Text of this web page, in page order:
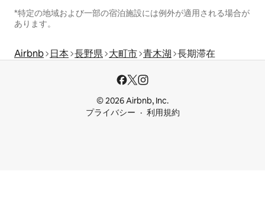
*特定の地域および一部の宿泊施設には例外が適用される場合が
あります。
Airbnb 日本 長野県 大町市 青木湖 長期滞在
© 2026 Airbnb, Inc.
プライバシー
利用規約